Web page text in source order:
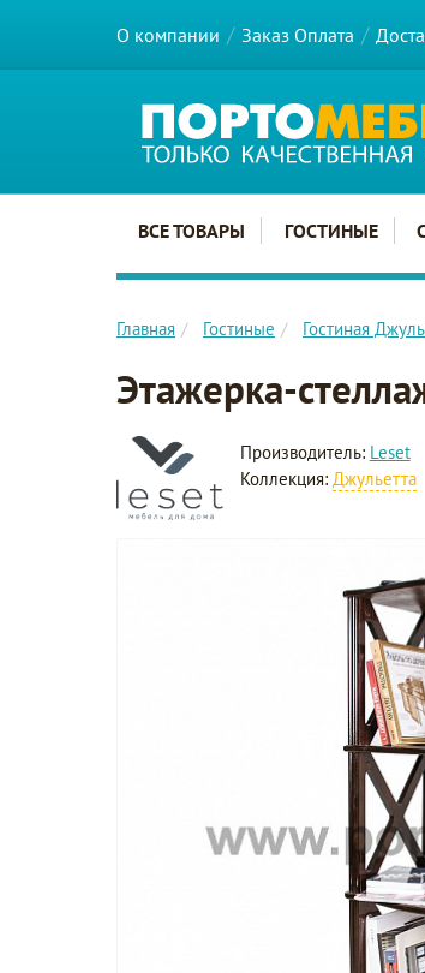
О компании Заказ Оплата
Главное меню сайта
ВСЕ ТОВАРЫ ГОСТИНЫЕ
Главная Гостиные Гостиная
Этажерка-
Производитель: Leset
Коллекция: Джульетта